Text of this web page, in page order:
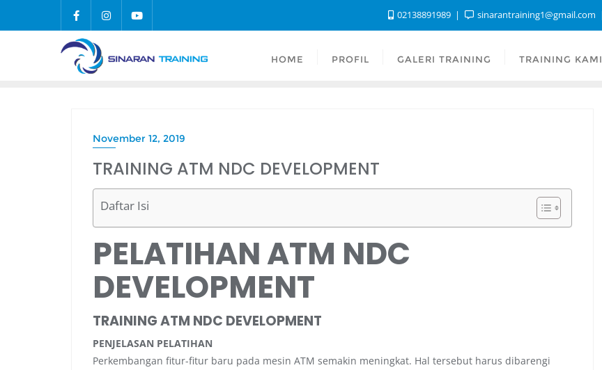
02138891989 sinarantraining1@gmail.com
HOME PROFIL GALERI TRAINING TRAINING KAMI
November 12, 2019
TRAINING ATM NDC DEVELOPMENT
Daftar Isi
PELATIHAN ATM NDC
DEVELOPMENT
TRAINING ATM NDC DEVELOPMENT
PENJELASAN PELATIHAN
Perkembangan fitur-fitur baru pada mesin ATM semakin meningkat. Hal tersebut harus dibarengi